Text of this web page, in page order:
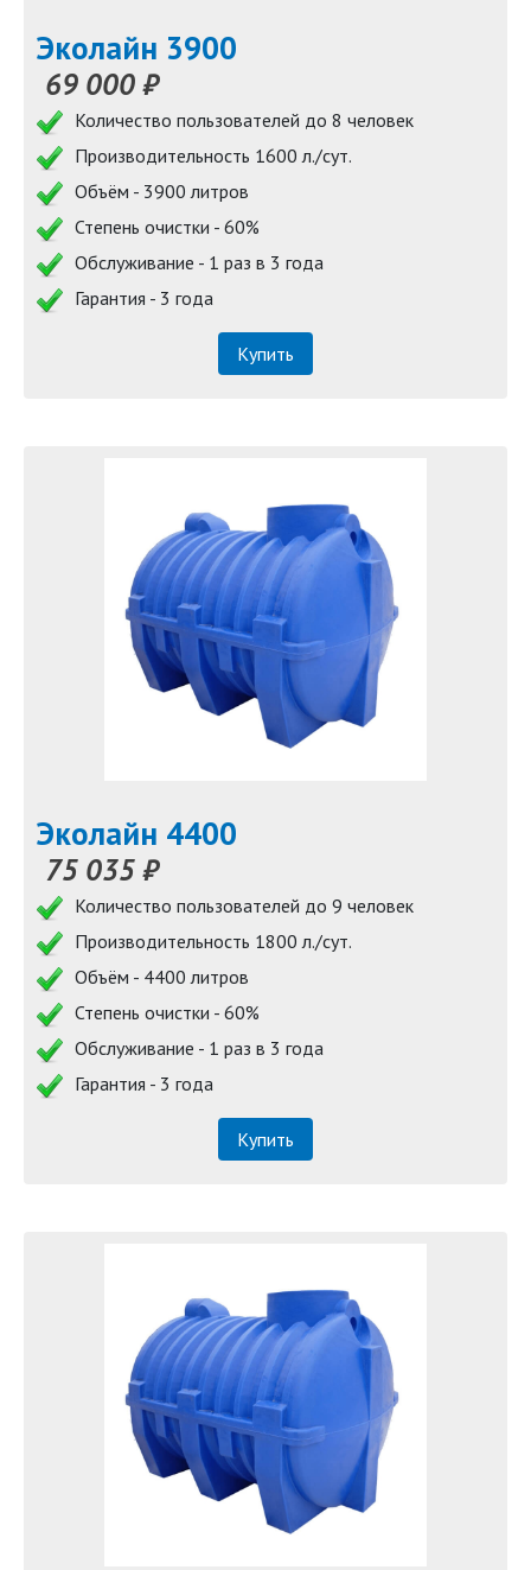
Эколайн 3900
69 000 ₽
Количество пользователей до 8 человек
Производительность 1600 л./сут.
Объём - 3900 литров
Степень очистки - 60%
Обслуживание - 1 раз в 3 года
Гарантия - 3 года
Купить
Эколайн 4400
75 035 ₽
Количество пользователей до 9 человек
Производительность 1800 л./сут.
Объём - 4400 литров
Степень очистки - 60%
Обслуживание - 1 раз в 3 года
Гарантия - 3 года
Купить